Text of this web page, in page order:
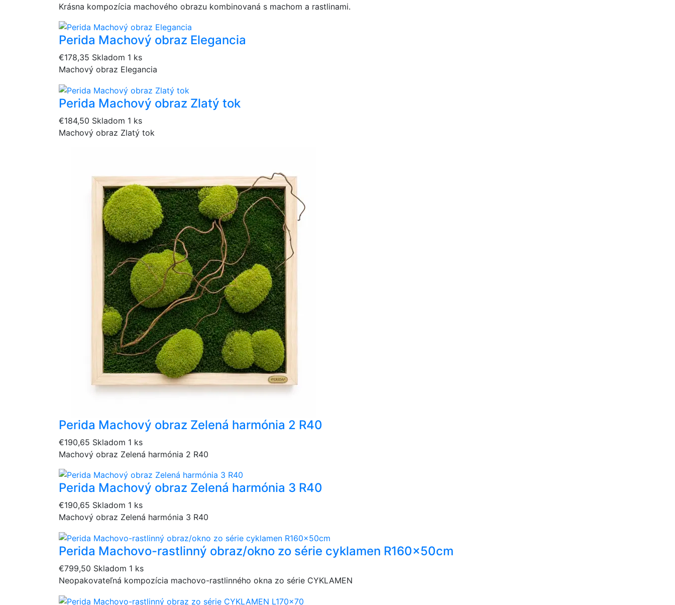
Krásna kompozícia machového obrazu kombinovaná s machom a rastlinami.
Perida Machový obraz Elegancia
€178,35 Skladom 1 ks
Machový obraz Elegancia
Perida Machový obraz Zlatý tok
€184,50 Skladom 1 ks
Machový obraz Zlatý tok
Perida Machový obraz Zelená harmónia 2 R40
€190,65 Skladom 1 ks
Machový obraz Zelená harmónia 2 R40
Perida Machový obraz Zelená harmónia 3 R40
€190,65 Skladom 1 ks
Machový obraz Zelená harmónia 3 R40
Perida Machovo-rastlinný obraz/okno zo série cyklamen R160x50cm
€799,50 Skladom 1 ks
Neopakovateľná kompozícia machovo-rastlinného okna zo série CYKLAMEN